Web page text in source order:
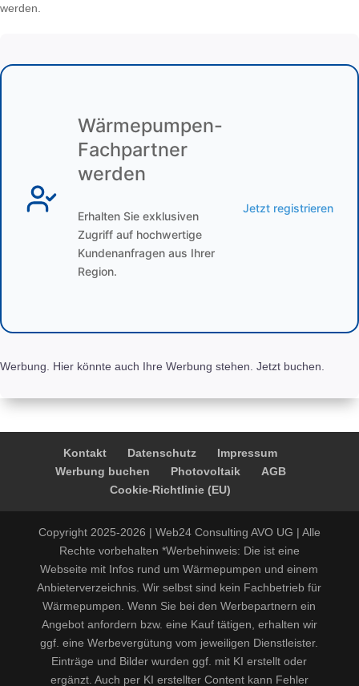
werden.
Wärmepumpen-
Fachpartner
werden
Erhalten Sie exklusiven
Zugriff auf hochwertige
Kundenanfragen aus Ihrer
Region.
Jetzt registrieren
Werbung. Hier könnte auch Ihre Werbung stehen. Jetzt buchen.
Kontakt Datenschutz
Impressum
Werbung buchen
Photovoltaik
AGB
Cookie-Richtlinie (EU)
Copyright 2025-2026 | Web24 Consulting AVO UG | Alle
Rechte vorbehalten *Werbehinweis: Die ist eine
Webseite mit Infos rund um Wärmepumpen und einem
Anbieterverzeichnis. Wir selbst sind kein Fachbetrieb für
Wärmepumpen. Wenn Sie bei den Werbepartnern ein
Angebot anfordern bzw. eine Kauf tätigen, erhalten wir
ggf. eine Werbevergütung vom jeweiligen Dienstleister.
Einträge und Bilder wurden ggf. mit KI erstellt oder
ergänzt. Auch per KI erstellter Content kann Fehler